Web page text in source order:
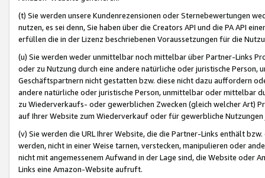
(t) Sie werden unsere Kundenrezensionen oder Sternebewertungen
nutzen, es sei denn, Sie haben über die Creators API und die PA API
erfüllen die in der Lizenz beschriebenen Voraussetzungen für die
(u) Sie werden weder unmittelbar noch mittelbar über Partner-Links
oder zu Nutzung durch eine andere natürliche oder juristische
Geschäftspartnern nicht gestatten bzw. diese nicht dazu auffordern
andere natürliche oder juristische Person, unmittelbar oder mittelbar
zu Wiederverkaufs- oder gewerblichen Zwecken (gleich welcher Art)
auf Ihrer Website zum Wiederverkauf oder für gewerbliche
(v) Sie werden die URL Ihrer Website, die die Partner-Links enthält
werden, nicht in einer Weise tarnen, verstecken, manipulieren oder
nicht mit angemessenem Aufwand in der Lage sind, die Website oder
Links eine Amazon-Website aufruft.